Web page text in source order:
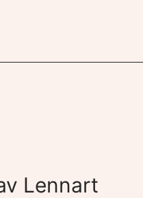
Lennart